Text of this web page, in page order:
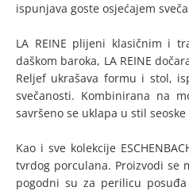
ispunjava goste osjećajem
LA REINE plijeni klasičnim i
daškom baroka, LA REINE
Reljef ukrašava formu i stol,
svečanosti. Kombinirana na
savršeno se uklapa u stil seoske
Kao i sve kolekcije
tvrdog porculana. Proizvodi se
pogodni su za perilicu